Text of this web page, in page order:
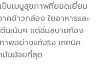
ป็นเมนูสุขภาพที่ยอดเยี่ยม
กข้าวกล้อง ใยอาหารและ
นเน้นๆ แต่อิ่มสบายท้อง
าพอย่างแท้จริง เทคนิค
มันน้อยที่สุด